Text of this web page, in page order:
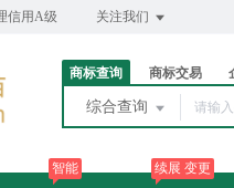
信用A级 关注我们
商标查询 商标交易
综合查询
智能 续展 变更